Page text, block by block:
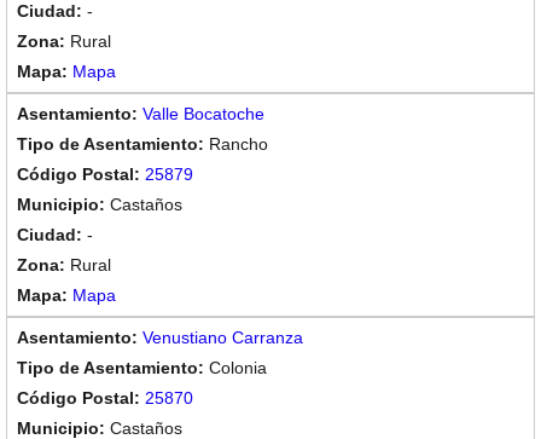
-
Rural
Mapa
Valle Bocatoche
Rancho
25879
Castaños
-
Rural
Mapa
Venustiano Carranza
Colonia
25870
Castaños